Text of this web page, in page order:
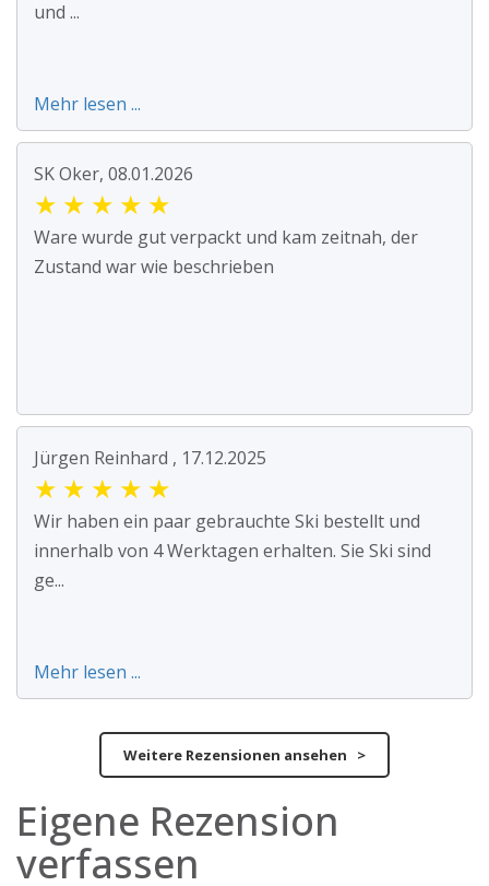
und ...
Mehr lesen ...
SK Oker, 08.01.2026
★ ★ ★ ★ ★
Ware wurde gut verpackt und kam zeitnah, der
Zustand war wie beschrieben
Jürgen Reinhard , 17.12.2025
★ ★ ★ ★ ★
Wir haben ein paar gebrauchte Ski bestellt und
innerhalb von 4 Werktagen erhalten. Sie Ski sind
ge...
Mehr lesen ...
Weitere Rezensionen ansehen >
Eigene Rezension
verfassen